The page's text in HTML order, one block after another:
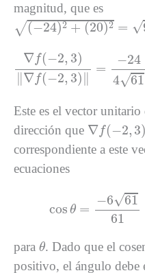
magnitud, que es
√(−24)2 + (20)2 = √
−24)2+(20)2=976 61
∇ f(−2, 3)
∥∇ f(−2, 3) ∥
=
−24
4√61
∇f(− ,3 )‖∇ ‖= −
Este es el vector
dirección que ∇ f(−2, 3)
∇f (− ,3 )
correspondiente a este
ecuaciones
cos θ =
−6√61
61
= 661
para θ
θ. Dado que el
positivo, el ángulo debe